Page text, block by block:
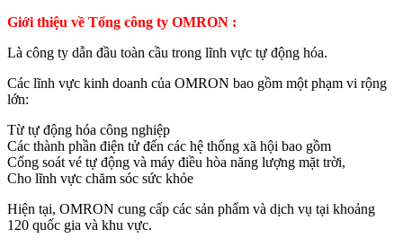
Giới thiệu về Tổng công ty OMRON :
Là công ty dẫn đầu toàn cầu trong lĩnh vực tự động hóa.
Các lĩnh vực kinh doanh của OMRON bao gồm một phạm vi rộng
lớn:
Từ tự động hóa công nghiệp
Các thành phần điện tử đến các hệ thống xã hội bao gồm
Cổng soát vé tự động và máy điều hòa năng lượng mặt trời,
Cho lĩnh vực chăm sóc sức khỏe
Hiện tại, OMRON cung cấp các sản phẩm và dịch vụ tại khoảng
120 quốc gia và khu vực.